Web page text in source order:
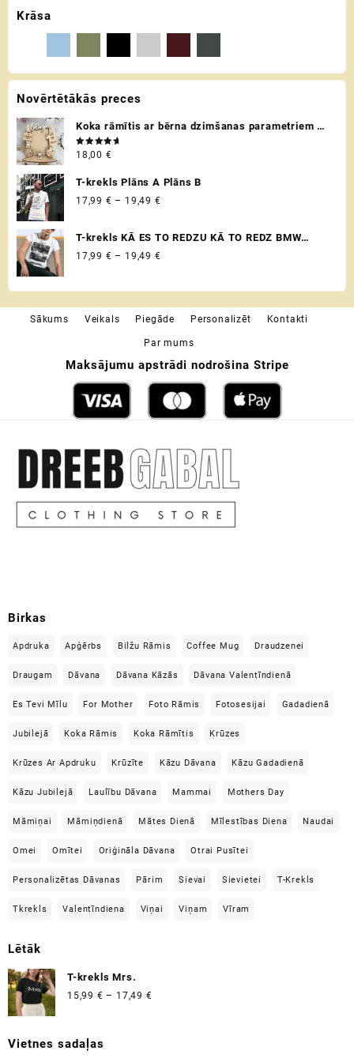
page
Krāsa
Novērtētākās preces
Koka rāmītis ar bērna dzimšanas parametriem /
metriku - personalizēta dāvana raudzībās un
citos svētkos ♡
Novērtēts
ar 5.00
18,00 €
T-krekls Plāns A Plāns B
17,99 € – 19,49 €
17,99 €
T-krekls KĀ ES TO REDZU KĀ TO REDZ BMW
VADITĀJS
17,99 € – 19,49 €
through
19,49 €
Sākums Veikals Piegāde Personalizēt Kontakti
Par mums
Maksājumu apstrādi nodrošina Stripe
Birkas
Apdruka Apģērbs Bilžu Rāmis Coffee Mug Draudzenei
Draugam Dāvana Dāvana Kāzās Dāvana Valentīndienā
Es Tevi Mīlu For Mother Foto Rāmis Fotosesijai Gadadienā
Jubilejā Koka Rāmis Koka Rāmītis Krūzes
Krūzes Ar Apdruku Krūzīte Kāzu Dāvana Kāzu Gadadienā
Kāzu Jubilejā Laulību Dāvana Mammai Mothers Day
Māmiņai Māmiņdienā Mātes Dienā Mīlestības Diena Naudai
Omei Omītei Oriģināla Dāvana Otrai Pusītei
Personalizētas Dāvanas Pārim Sievai Sievietei T-Krekls
Tkrekls Valentīndiena Viņai Viņam Vīram
Lētāk
T-krekls Mrs.
15,99 € – 17,49 €
Vietnes sadaļas